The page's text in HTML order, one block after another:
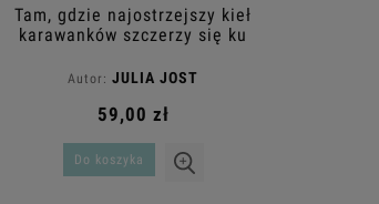
Tam, gdzie najostrzejszy kieł
karawanków szczerzy się ku
Autor: JULIA JOST
59,00 zł
Do koszyka